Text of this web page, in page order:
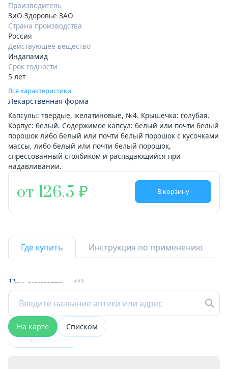
Производитель
ЗиО-Здоровье ЗАО
Страна производства
Россия
Действующее вещество
Индапамид
Срок годности
5 лет
Все характеристики
Лекарственная форма
Капсулы: твердые, желатиновые, №4. Крышечка: голубая.
Корпус: белый. Содержимое капсул: белый или почти белый
порошок либо белый или почти белый порошок с кусочками
массы, либо белый или почти белый порошок,
спрессованный столбиком и распадающийся при
надавливании.
от 126.5 В корзину
Где купить Инструкция по применению
Где купить 42
На карте Списком
Открыта сейчас